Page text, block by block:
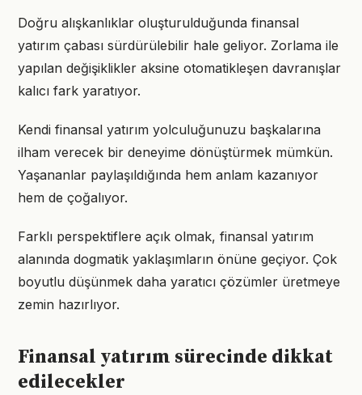
Doğru alışkanlıklar oluşturulduğunda finansal
yatırım çabası sürdürülebilir hale geliyor. Zorlama ile
yapılan değişiklikler aksine otomatikleşen davranışlar
kalıcı fark yaratıyor.
Kendi finansal yatırım yolculuğunuzu başkalarına
ilham verecek bir deneyime dönüştürmek mümkün.
Yaşananlar paylaşıldığında hem anlam kazanıyor
hem de çoğalıyor.
Farklı perspektiflere açık olmak, finansal yatırım
alanında dogmatik yaklaşımların önüne geçiyor. Çok
boyutlu düşünmek daha yaratıcı çözümler üretmeye
zemin hazırlıyor.
Finansal yatırım sürecinde dikkat
edilecekler